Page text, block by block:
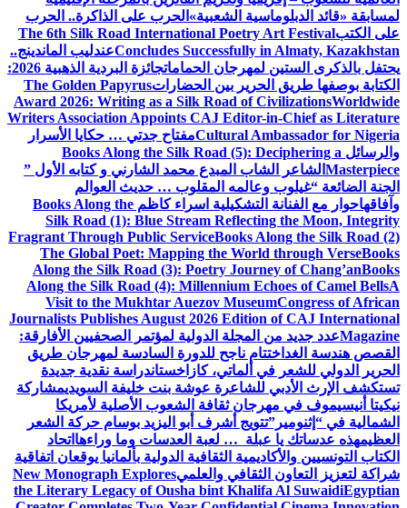
لمسابقة «قائد الدبلوماسية الشعبية» الحرب على الذاكرة.. الحرب
على الكتبThe 6th Silk Road International Poetry Art Festival
Concludes Successfully in Almaty, Kazakhstanعندليب الماندينج..
يحتفل بالذكرى الستين لمهرجان الحمامات
جائزة البردية الذهبية 2026:
الكتابة بوصفها طريق الحرير بين الحضاراتThe Golden Papyrus
Award 2026: Writing as a Silk Road of CivilizationsWorldwide
Writers Association Appoints CAJ Editor-in-Chief as Literature
Cultural Ambassador for Nigeriaمفتاح جدتي … حكايا الأسرار
والرسائل Books Along the Silk Road (5): Deciphering a
Masterpiece الشاعر الشاب المبدع محمد الشارني و كتابه الأول ”
الجنة الضائعة “غيلوب وعالمه المقلوب … حديث العوالم
وآفاقهاحوار مع الفنانة التشكيلية اسراء كاظم Books Along the
Silk Road (1): Blue Stream Reflecting the Moon, Integrity
Fragrant Through Public ServiceBooks Along the Silk Road (2)
The Global Poet: Mapping the World through VerseBooks
Along the Silk Road (3): Poetry Journey of Chang’anBooks
Along the Silk Road (4): Millennium Echoes of Camel BellsA
Visit to the Mukhtar Auezov MuseumCongress of African
Journalists Publishes August 2026 Edition of CAJ International
Magazineعدد جديد من المجلة الدولية لمؤتمر الصحفيين الأفارقة:
القصص هندسة الغد اختتام ناجح للدورة السادسة لمهرجان طريق
الحرير الدولي للشعر في ألماتي، كازاخستاندراسة نقدية جديدة
تستكشف الإرث الأدبي للشاعرة عوشة بنت خليفة السويديمشاركة
نيكيتا أنيسيموف في مهرجان ثقافة الشعوب الأصلية لأمريكا
الشمالية في “إثنومير”تتويج أشرف أبو اليزيد بوسام حركة الشعر
العظيمهذه عدساتك يا عبلة … لعبة العدسات وما وراءها اتحاد
الكتاب التونسيين والأكاديمية الثقافية الدولية بألمانيا يوقعان اتفاقية
شراكة لتعزيز التعاون الثقافي والعلميNew Monograph Explores
the Literary Legacy of Ousha bint Khalifa Al SuwaidiEgyptian